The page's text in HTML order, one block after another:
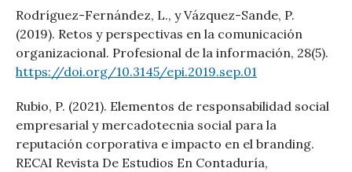
Rodríguez-Fernández, L., y Vázquez-Sande, P.
(2019). Retos y perspectivas en la comunicación
organizacional. Profesional de la información, 28(5).
https://doi.org/10.3145/epi.2019.sep.01
Rubio, P. (2021). Elementos de responsabilidad social
empresarial y mercadotecnia social para la
reputación corporativa e impacto en el branding.
RECAI Revista De Estudios En Contaduría,